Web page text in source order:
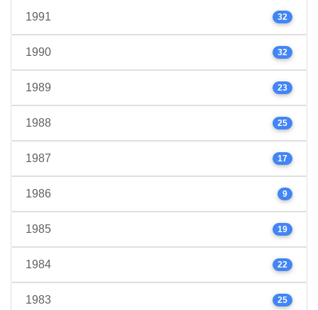
1991 32
1990 32
1989 23
1988 25
1987 17
1986 9
1985 19
1984 22
1983 25